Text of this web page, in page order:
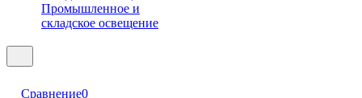
Промышленное и
складское освещение
Сравнение0